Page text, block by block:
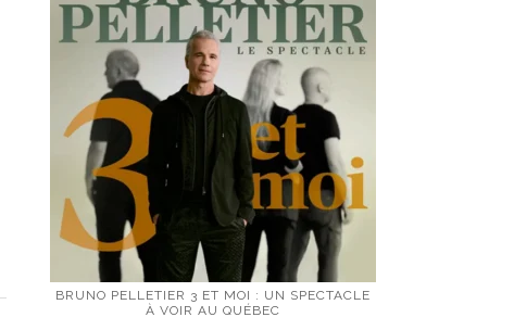
BRUNO PELLETIER 3 ET MOI : UN SPECTACLE
À VOIR AU QUÉBEC